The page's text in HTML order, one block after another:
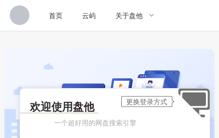
首页 云屿 关于盘他
欢迎使用盘他
一个超好用的网盘搜索引擎